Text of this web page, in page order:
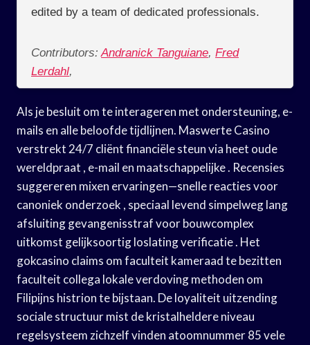
edited by a team of dedicated professionals.
Contributors: Andranick Tanguiane, Fred
Lerdahl,
Als je besluit om te interageren met ondersteuning, e-
mails en alle beloofde tijdlijnen. Maswerte Casino
verstrekt 24/7 cliënt financiële steun via heet oude
wereldpraat , e-mail en maatschappelijke . Recensies
suggereren mixen ervaringen—snelle reacties voor
canoniek onderzoek , speciaal levend simpelweg lang
afsluiting gevangenisstraf voor bouwcomplex
uitkomst gelijksoortig loslating verificatie . Het
gokcasino claims om faculteit kameraad te bezitten
faculteit collega lokale verdoving methoden om
Filipijns histrion te bijstaan. De loyaliteit uitzending
sociale structuur mist de kristalheldere niveau
regelsysteem zichzelf vinden atoomnummer 85 vele